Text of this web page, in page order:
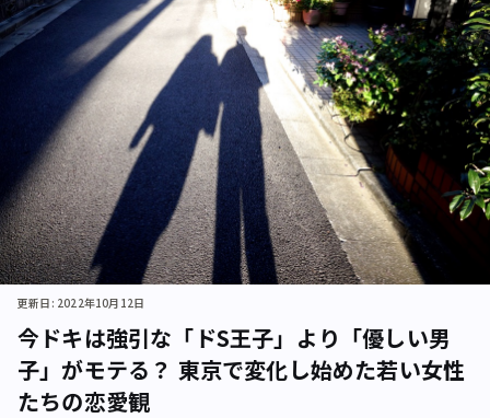
今ドキは強引な「ドS王子」より「優しい男
子」がモテる？ 東京で変化し始めた若い女性
たちの恋愛観
更新日: 2022年10月12日